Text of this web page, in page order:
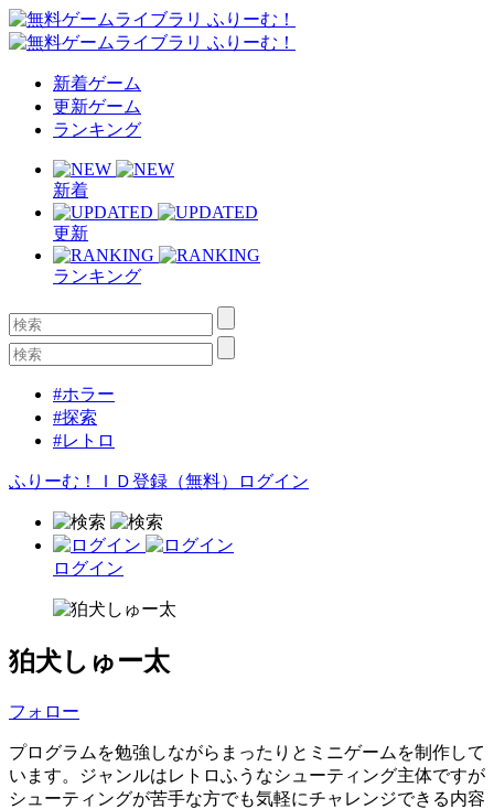
新着ゲーム
更新ゲーム
ランキング
新着
更新
ランキング
#ホラー
#探索
#レトロ
ふりーむ！ＩＤ登録（無料） ログイン
ログイン
狛犬しゅー太
フォロー
プログラムを勉強しながらまったりとミニゲームを制作して
います。ジャンルはレトロふうなシューティング主体ですが
シューティングが苦手な方でも気軽にチャレンジできる内容